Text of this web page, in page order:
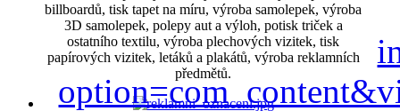
billboardů, tisk tapet na míru, výroba samolepek, výroba
3D samolepek, polepy aut a výloh, potisk triček a
ostatního textilu, výroba plechových vizitek, tisk
papírových vizitek, letáků a plakátů, výroba reklamních
předmětů.